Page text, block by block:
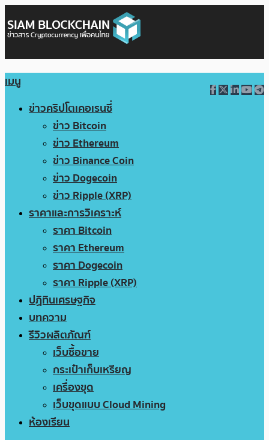
เมนู
ข่าวคริปโตเคอเรนซี่
ข่าว Bitcoin
ข่าว Ethereum
ข่าว Binance Coin
ข่าว Dogecoin
ข่าว Ripple (XRP)
ราคาและการวิเคราะห์
ราคา Bitcoin
ราคา Ethereum
ราคา Dogecoin
ราคา Ripple (XRP)
ปฏิทินเศรษฐกิจ
บทความ
รีวิวผลิตภัณฑ์
เว็บซื้อขาย
กระเป๋าเก็บเหรียญ
เครื่องขุด
เว็บขุดแบบ Cloud Mining
ห้องเรียน